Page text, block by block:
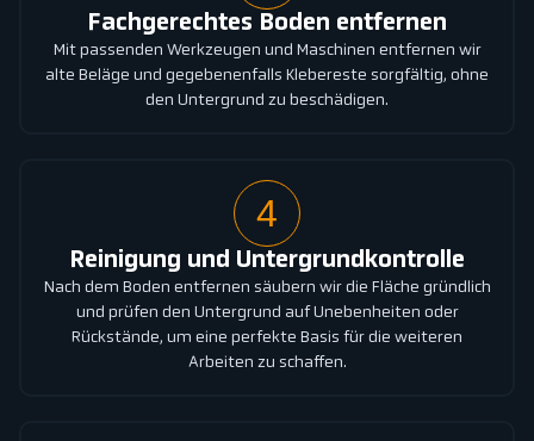
Fachgerechtes Boden entfernen
Mit passenden Werkzeugen und Maschinen entfernen wir
alte Beläge und gegebenenfalls Klebereste sorgfältig, ohne
den Untergrund zu beschädigen.
4
Reinigung und Untergrundkontrolle
Nach dem Boden entfernen säubern wir die Fläche gründlich
und prüfen den Untergrund auf Unebenheiten oder
Rückstände, um eine perfekte Basis für die weiteren
Arbeiten zu schaffen.